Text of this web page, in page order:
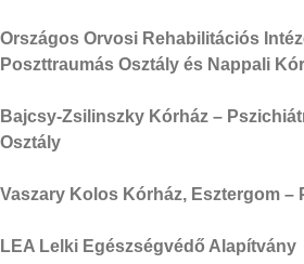
Országos Orvosi Rehabilitációs
Poszttraumás Osztály és Nappali
Bajcsy-Zsilinszky Kórház –
Osztály
Vaszary Kolos Kórház, Esztergom –
LEA Lelki Egészségvédő Alapítvány